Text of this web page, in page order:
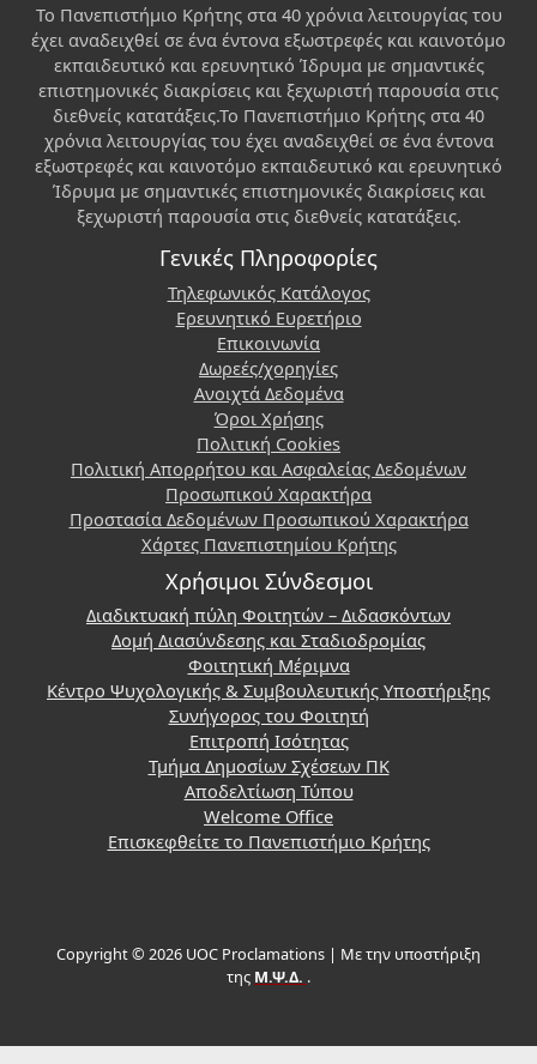
Το Πανεπιστήμιο Κρήτης στα 40 χρόνια λειτουργίας του
έχει αναδειχθεί σε ένα έντονα εξωστρεφές και καινοτόμο
εκπαιδευτικό και ερευνητικό Ίδρυμα με σημαντικές
επιστημονικές διακρίσεις και ξεχωριστή παρουσία στις
διεθνείς κατατάξεις.Το Πανεπιστήμιο Κρήτης στα 40
χρόνια λειτουργίας του έχει αναδειχθεί σε ένα έντονα
εξωστρεφές και καινοτόμο εκπαιδευτικό και ερευνητικό
Ίδρυμα με σημαντικές επιστημονικές διακρίσεις και
ξεχωριστή παρουσία στις διεθνείς κατατάξεις.
Γενικές Πληροφορίες
Τηλεφωνικός Κατάλογος
Ερευνητικό Ευρετήριο
Επικοινωνία
Δωρεές/χορηγίες
Ανοιχτά Δεδομένα
Όροι Χρήσης
Πολιτική Cookies
Πολιτική Απορρήτου και Ασφαλείας Δεδομένων
Προσωπικού Χαρακτήρα
Προστασία Δεδομένων Προσωπικού Χαρακτήρα
Χάρτες Πανεπιστημίου Κρήτης
Χρήσιμοι Σύνδεσμοι
Διαδικτυακή πύλη Φοιτητών – Διδασκόντων
Δομή Διασύνδεσης και Σταδιοδρομίας
Φοιτητική Μέριμνα
Κέντρο Ψυχολογικής & Συμβουλευτικής Υποστήριξης
Συνήγορος του Φοιτητή
Επιτροπή Ισότητας
Τμήμα Δημοσίων Σχέσεων ΠΚ
Αποδελτίωση Τύπου
Welcome Office
Επισκεφθείτε το Πανεπιστήμιο Κρήτης
Copyright © 2026 UOC Proclamations | Με την υποστήριξη
της Μ.Ψ.Δ. .